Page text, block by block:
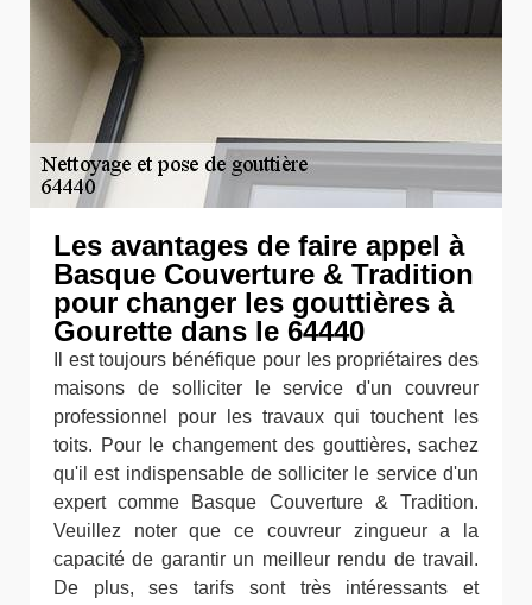
Les avantages de faire appel à
Basque Couverture & Tradition
pour changer les gouttières à
Gourette dans le 64440
Il est toujours bénéfique pour les propriétaires des
maisons de solliciter le service d'un couvreur
professionnel pour les travaux qui touchent les
toits. Pour le changement des gouttières, sachez
qu'il est indispensable de solliciter le service d'un
expert comme Basque Couverture & Tradition.
Veuillez noter que ce couvreur zingueur a la
capacité de garantir un meilleur rendu de travail.
De plus, ses tarifs sont très intéressants et